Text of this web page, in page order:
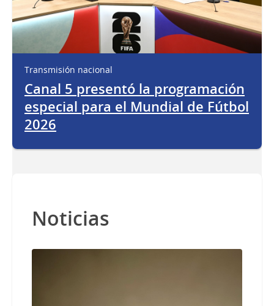
Transmisión nacional
Canal 5 presentó la programación
especial para el Mundial de Fútbol
2026
Noticias